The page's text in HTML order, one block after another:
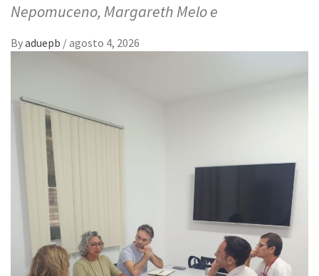
Nepomuceno, Margareth Melo e
Byaduepb /agosto 4, 2026